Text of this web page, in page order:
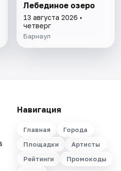
Лебединое озеро
13 августа 2026 •
четверг
Барнаул
Навигация
Главная
Города
Площадки
Артисты
Рейтинги
Промокоды